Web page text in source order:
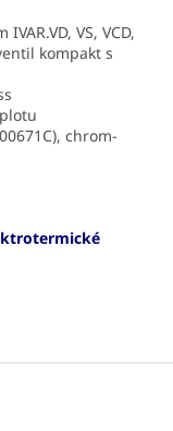
VS, VCD,
kompakt s
chrom-